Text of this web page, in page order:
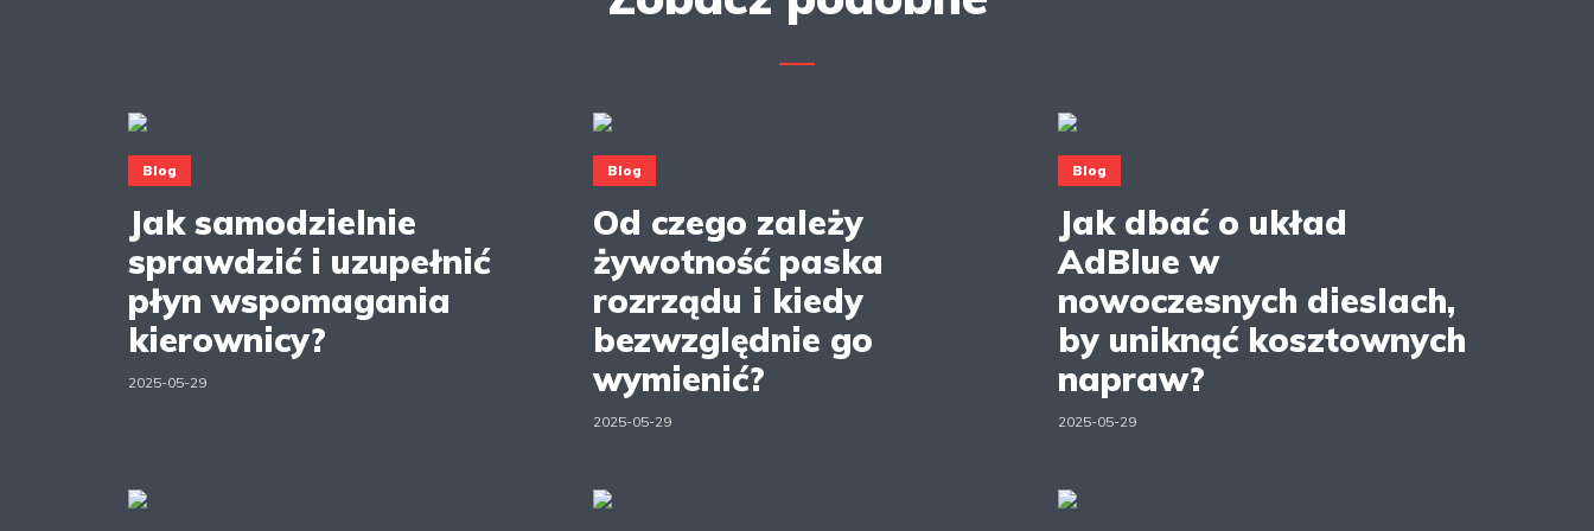
Blog
Jak samodzielnie
sprawdzić i uzupełnić
płyn wspomagania
kierownicy?
2025-05-29
Blog
Od czego zależy
żywotność paska
rozrządu i kiedy
bezwzględnie go
wymienić?
2025-05-29
Blog
Jak dbać o układ
AdBlue w
nowoczesnych dieslach,
by uniknąć kosztownych
napraw?
2025-05-29